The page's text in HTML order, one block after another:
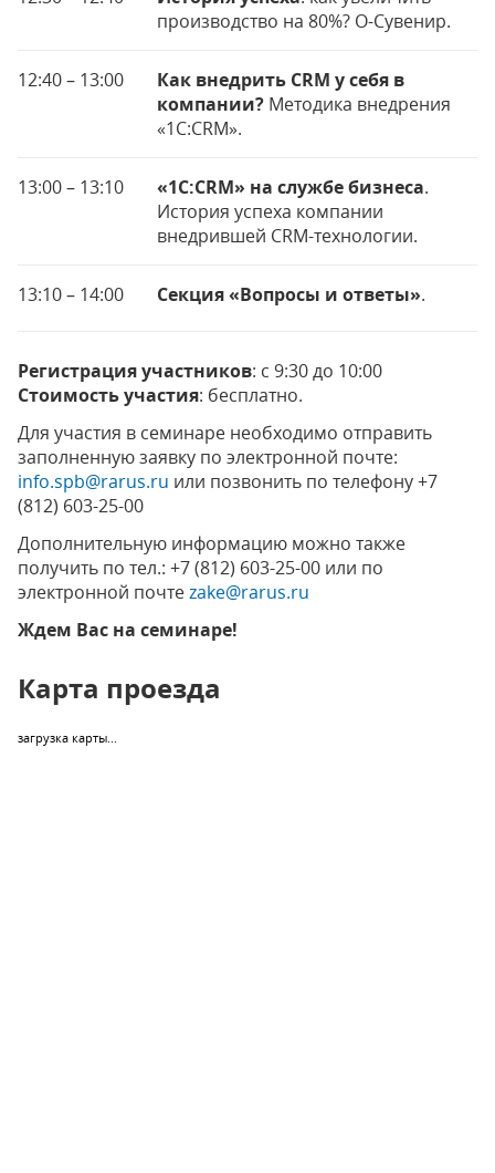
производство на 80%? О-Сувенир.
12:40 – 13:00
Как внедрить CRM у себя в
компании? Методика внедрения
«1C:CRM».
13:00 – 13:10 «1С:CRM» на службе бизнеса.
История успеха компании
внедрившей CRM-технологии.
13:10 – 14:00 Секция «Вопросы и ответы».
Регистрация участников: с 9:30 до 10:00
Стоимость участия: бесплатно.
Для участия в семинаре необходимо отправить
заполненную заявку по электронной почте:
info.spb@rarus.ru или позвонить по телефону +7
(812) 603-25-00
Дополнительную информацию можно также
получить по тел.: +7 (812) 603-25-00 или по
электронной почтеzake@rarus.ru
Ждем Вас на семинаре!
Карта проезда
загрузка карты...